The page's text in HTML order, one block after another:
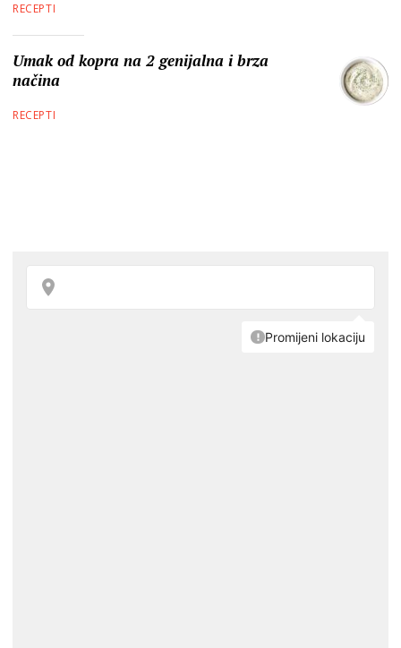
RECEPTI
Umak od kopra na 2 genijalna i brza
načina
RECEPTI